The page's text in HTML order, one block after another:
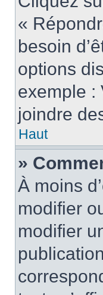
«
besoin
options
exemple :
joindre
Haut
»
À moins
modifier
modifier